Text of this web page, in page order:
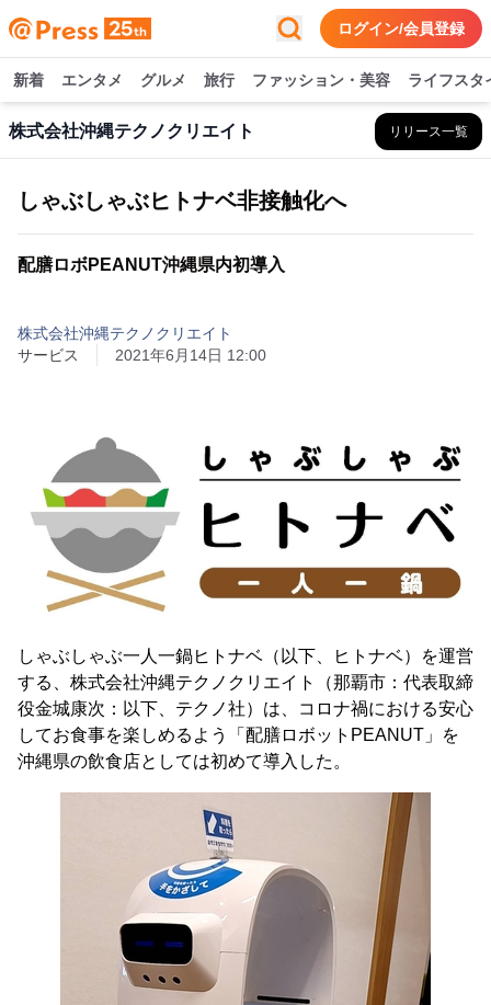
ログイン/会員登録
新着 エンタメ グルメ 旅行 ファッション・美容 ライフスタ
株式会社沖縄テクノクリエイト リリース一覧
しゃぶしゃぶヒトナベ非接触化へ
配膳ロボPEANUT沖縄県内初導入
株式会社沖縄テクノクリエイト
サービス
2021年6月14日 12:00
しゃぶしゃぶ一人一鍋ヒトナベ（以下、ヒトナベ）を運営
する、株式会社沖縄テクノクリエイト（那覇市：代表取締
役金城康次：以下、テクノ社）は、コロナ禍における安心
してお食事を楽しめるよう「配膳ロボットPEANUT」を
沖縄県の飲食店としては初めて導入した。